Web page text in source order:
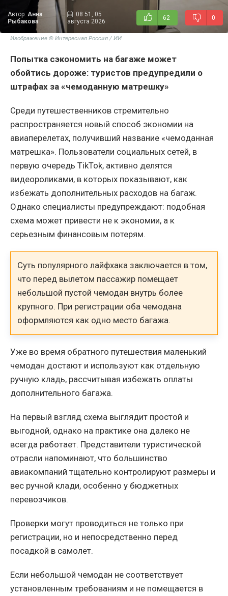
Автор: Анна
Рыбакова
08:51, 05
августа 2026
62 0
Изображение © Интересная Россия / ИИ
Попытка сэкономить на багаже может
обойтись дороже: туристов предупредили о
штрафах за «чемоданную матрешку»
Среди путешественников стремительно
распространяется новый способ экономии на
авиаперелетах, получивший название «чемоданная
матрешка». Пользователи социальных сетей, в
первую очередь TikTok, активно делятся
видеороликами, в которых показывают, как
избежать дополнительных расходов на багаж.
Однако специалисты предупреждают: подобная
схема может привести не к экономии, а к
серьезным финансовым потерям.
Суть популярного лайфхака заключается в том,
что перед вылетом пассажир помещает
небольшой пустой чемодан внутрь более
крупного. При регистрации оба чемодана
оформляются как одно место багажа.
Уже во время обратного путешествия маленький
чемодан достают и используют как отдельную
ручную кладь, рассчитывая избежать оплаты
дополнительного багажа.
На первый взгляд схема выглядит простой и
выгодной, однако на практике она далеко не
всегда работает. Представители туристической
отрасли напоминают, что большинство
авиакомпаний тщательно контролируют размеры и
вес ручной клади, особенно у бюджетных
перевозчиков.
Проверки могут проводиться не только при
регистрации, но и непосредственно перед
посадкой в самолет.
Если небольшой чемодан не соответствует
установленным требованиям и не помещается в